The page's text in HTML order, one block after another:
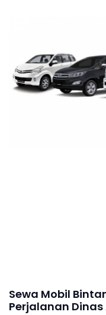
Sewa Mobil
Perjalanan